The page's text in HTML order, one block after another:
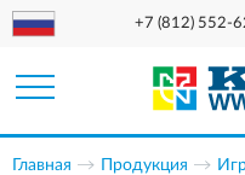
+7 (812) 552-
Главная Продукция